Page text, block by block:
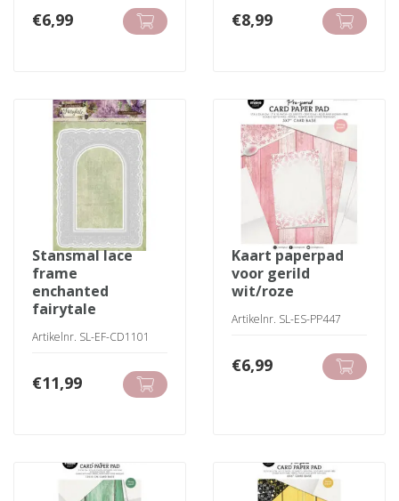
€6,99 €8,99
stansmal lace
frame
enchanted
fairytale
Artikelnr. SL-EF-CD1101
€11,99
kaart paperpad
voor gerild
wit/roze
Artikelnr. SL-ES-PP447
€6,99